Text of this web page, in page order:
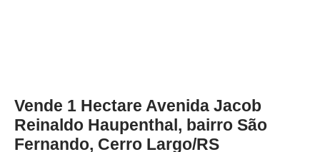
Vende 1 Hectare Avenida Jacob
Reinaldo Haupenthal, bairro São
Fernando, Cerro Largo/RS